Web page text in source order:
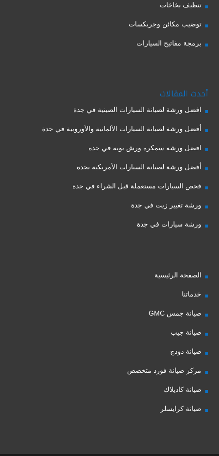
تنظيف بخاخات
توضيب مكائن وجربكسات
برمجة مفاتيح السيارات
أحدث المقالات
افضل ورشة لصيانة السيارات الصينية في جدة
أفضل ورشة لصيانة السيارات الألمانية والأوروبية في جدة
افضل ورشة سمكرة ورش بوية في جدة
أفضل ورشة لصيانة السيارات الأمريكية بجدة
فحص السيارات مستعملة قبل الشراء في جدة
ورشة تغيير زيت في جدة
ورشة سيارات في جدة
الصفحة الرئيسية
خدماتنا
صيانة جمس GMC
صيانة جيب
صيانة دودج
مركز صيانة فورد متخصص
صيانة كاديلاك
صيانة كرايسلر